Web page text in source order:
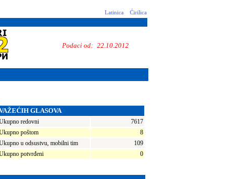
Latinica Ćirilica
Podaci od: 22.10.2012
GLASOVA
redovni
7617
poštom
8
u odsustvu, mobilni tim
109
potvrđeni
0